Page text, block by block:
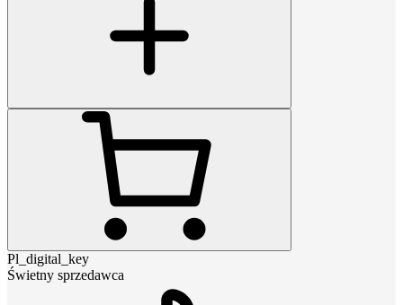
Pl_digital_key
Świetny sprzedawca